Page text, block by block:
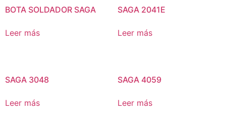
BOTA SOLDADOR SAGA
Leer más
SAGA 2041E
Leer más
SAGA 3048
Leer más
SAGA 4059
Leer más